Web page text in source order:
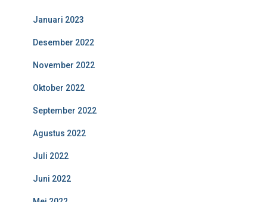
Januari 2023
Desember 2022
November 2022
Oktober 2022
September 2022
Agustus 2022
Juli 2022
Juni 2022